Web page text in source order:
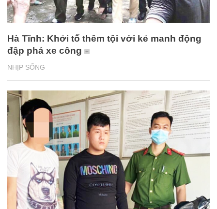
NHỊP SỐNG
Hà Tĩnh: Khởi tố thêm tội với kẻ manh động
đập phá xe công